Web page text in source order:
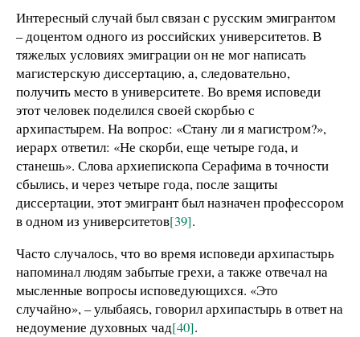
Интересный случай был связан с русским эмигрантом
– доцентом одного из российских университетов. В
тяжелых условиях эмиграции он не мог написать
магистерскую диссертацию, а, следовательно,
получить место в университете. Во время исповеди
этот человек поделился своей скорбью с
архипастырем. На вопрос: «Стану ли я магистром?»,
иерарх ответил: «Не скорби, еще четыре года, и
станешь». Слова архиепископа Серафима в точности
сбылись, и через четыре года, после защиты
диссертации, этот эмигрант был назначен профессором
в одном из университетов[39].
Часто случалось, что во время исповеди архипастырь
напоминал людям забытые грехи, а также отвечал на
мысленные вопросы исповедующихся. «Это
случайно», – улыбаясь, говорил архипастырь в ответ на
недоумение духовных чад[40].